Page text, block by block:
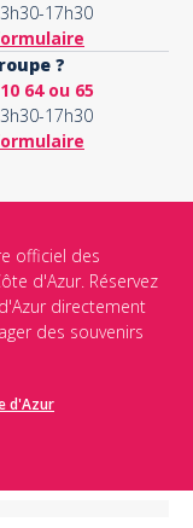
17h30
?
64 ou 65
17h30
officiel des
d'Azur. Réservez
directement
des souvenirs
d'Azur